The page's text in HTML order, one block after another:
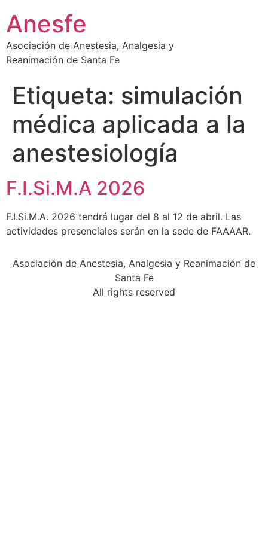
contenido
Anesfe
Asociación de Anestesia, Analgesia y
Reanimación de Santa Fe
Etiqueta: simulación
médica aplicada a la
anestesiología
F.I.Si.M.A 2026
F.I.Si.M.A. 2026 tendrá lugar del 8 al 12 de abril. Las
actividades presenciales serán en la sede de FAAAAR.
Asociación de Anestesia, Analgesia y Reanimación de
Santa Fe
All rights reserved